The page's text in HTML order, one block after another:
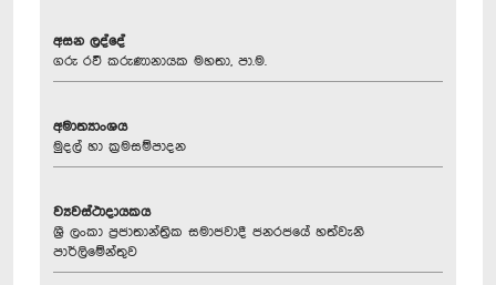
අසන ලද්දේ
ගරු රවී කරුණානායක මහතා, පා.ම.
අමාත්‍යාංශය
මුදල් හා ක්‍රමසම්පාදන
ව්‍යවස්ථාදායකය
ශ්‍රී ලංකා ප්‍රජාතාන්ත්‍රික සමාජවාදී ජනරජයේ හත්වැනි
පාර්ලිමේන්තුව